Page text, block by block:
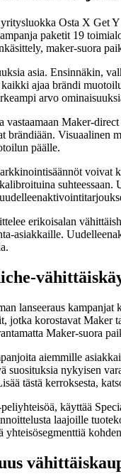
Osta X Get
paketit 19
maker-suora
asia. Ensinnäkin,
ajaa brändi
arvo
Maker-
brändiään. Visuaalinen
päälle.
voivat
erikoisalan
asiakkaille.
lanseeraus
jotka korostavat Maker
Maker-suora
aiemmille
nykyisen
tästä kerroksesta,
käyttää
laajoille